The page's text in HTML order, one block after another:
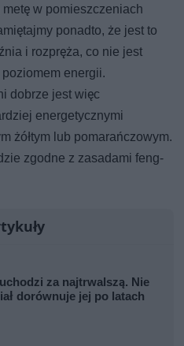
w pomieszczeniach
ponadto, że jest to
i rozpręża, co nie jest
energii.
dobrze jest więc
energetycznymi
żółtym lub pomarańczowym.
zgodne z zasadami feng-
za najtrwalszą. Nie
dorównuje jej po latach